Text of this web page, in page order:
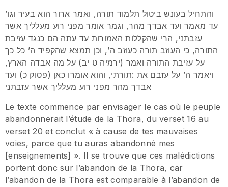
והתחיל בעונש ביטול תלמוד תורה, ואמר ארור הוא בעיר וגו’
עד מאמר ועד אבדך מהר, וגמר אומר מפני רוע מעלליך אשר
עזבתני, הרי שהקללות האמורות עד עתה הם כנגד עזיבת
התורה, כי העוזב תורה כעוזב ה’, וכן תמצא שהקפיד ה’ כל כך
על עזיבת התורה ואמר (ירמיה ט יב) על מה אבדה הארץ,
ויאמר ה’ על עזבם את :תורתי, והוא אומרו כאן (פסוק כ) ועד
אבדך מהר מפני רוע מעלליך אשר עזבתני
Le texte commence par envisager le cas où le peuple
abandonnerait l’étude de la Thora, du verset 16 au
verset 20 et conclut « à cause de tes mauvaises
voies, parce que tu auras abandonné mes
[enseignements] ». Il se trouve que ces malédictions
portent donc sur l’abandon de la Thora, car
l’abandon de la Thora est comparable à l’abandon de